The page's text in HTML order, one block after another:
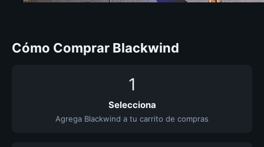
Cómo Comprar Blackwind
1
Selecciona
Agrega Blackwind a tu carrito de compras